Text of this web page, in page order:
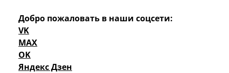
Добро пожаловать в наши соцсети:
VK
MAX
OK
Яндекс Дзен